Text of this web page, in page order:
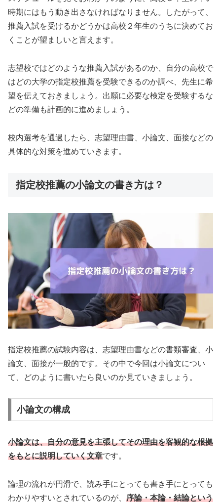
時期にはもう動き出さなければなりません。したがって、
推薦入試を受けるかどうかは高校２年生のうちに決めてお
くことが望ましいと言えます。
志望校ではどのような推薦入試があるのか、自分の高校で
はどの大学の指定校推薦を受験できるのか調べ、先生に希
望を伝えておきましょう。出願に必要な検定を受験するな
どの準備も計画的に進めましょう。
校内選考を通過したら、志望理由書、小論文、面接などの
具体的な対策を進めていきます。
指定校推薦の小論文の書き方は？
指定校推薦の試験内容は、志望理由書などの書類審査、小
論文、面接が一般的です。その中で今回は小論文につい
て、どのように書いたら良いのか見ていきましょう。
小論文の構成
小論文は、自分の意見を主張してその理由を客観的な根拠
をもとに説明していく文章です。
論理の流れが円滑で、読み手にとっても書き手にとっても
わかりやすいとされているのが、 序論・本論・結論という